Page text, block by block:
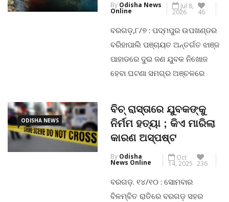
By Odisha News
Online
Jul 8,
2026 46
ବରଗଡ଼,୮/୭ : ପଦ୍ମପୁର ଉପଖଣ୍ଡର
ବରିହାପାଲି ପଞ୍ଚାୟତ ଅନ୍ତର୍ଗତ ଝାଞ୍ଜ
ପାହାଡରେ ଦୁଇ ଜଣ ଯୁବକ ନିଖୋଜ
ହେବା ଘଟଣା ସମଗ୍ର ଅଞ୍ଚଳରେ
ଯୁବକମାନେ ହେଲେ କନସିଂହା ଗ୍ରାମର
ରାଜ ମଲ୍ଲିକ ଓ ଗଣେଶ ଡୁଡୁକା।
ଉଭୟଙ୍କ ସନ୍ଧାନ ପାଇଁ ବନ ବିଭାଗ,
ସ୍ଥାନୀୟ ଲୋକ ଓ ପ୍ରଶାସନ ପକ୍ଷରୁ
ଜୋରଦାର ଖୋଜାଖୋଜି ଅଭିଯାନ ଜାରି
କନସିଂହା ଗ୍ରାମର ମୋଟ ୯ ଜଣ ଯୁବକ
ODISHA NEWS
ବିଚ୍ ରାସ୍ତାରେ ଯୁବକଙ୍କୁ
ନିର୍ମମ ହତ୍ୟା ; କିଏ ମାରିଲା
କାରଣ ଅସ୍ପଷ୍ଟ
By Odisha
News Online
Oct
14, 2025 236
ବରଗଡ଼. ୧୪/୧୦ : ସୋମବାର
ବିଳମ୍ବିତ ରାତିରେ ବରଗଡ଼ ସହର